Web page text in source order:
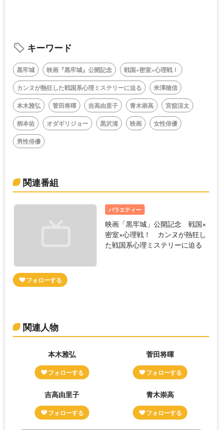
キーワード
黒牢城 映画『黒牢城』公開記念
戦国×密室×心理戦！
カンヌが熱狂した戦国系心理ミステリーに迫る
米澤穂信
本木雅弘
菅田将暉 吉高由里子 青木崇高
宮舘涼太
柄本佑
オダギリジョー 黒沢清 映画
女性俳優
男性俳優
関連番組
バラエティー
映画「黒牢城」公開記念 戦国×
密室×心理戦！ カンヌが熱狂し
た戦国系心理ミステリーに迫る
関連人物
本木雅弘 菅田将暉
吉高由里子 青木崇高